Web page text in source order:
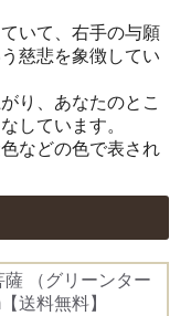
いて、右手の与願
慈悲を象徴してい
り、あなたのとこ
しています。
などの色で表され
薩 （グリーンター
送料無料】